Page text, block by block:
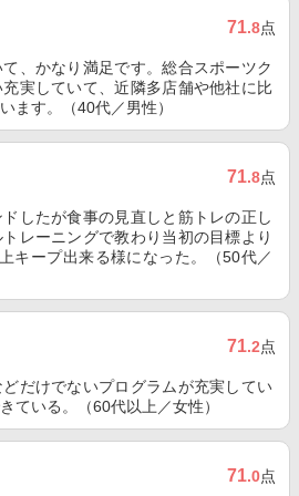
71.8点
、かなり満足です。総合スポーツク
実していて、近隣多店舗や他社に比
ます。（40代／男性）
71.8点
したが食事の見直しと筋トレの正し
レーニングで教わり当初の目標より
キープ出来る様になった。（50代／
71.2点
だけでないプログラムが充実してい
ている。（60代以上／女性）
71.0点